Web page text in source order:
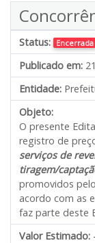
Status: Encerrada
Publicado em:
Entidade:
Objeto:
O presente
registro de
serviços de
tiragem/
promovidos
acordo com as
faz parte deste
Valor Estimado: